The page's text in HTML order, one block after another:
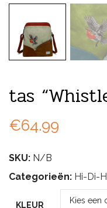
tas
€64.99
SKU: N/B
Categorieën: Hi-Di-
KLEUR